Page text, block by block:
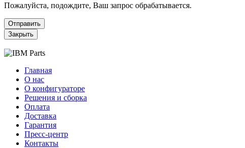
Пожалуйста, подождите, Ваш запрос обрабатывается.
Отправить
Закрыть
Главная
О нас
О конфигураторе
Решения и сборка
Оплата
Доставка
Гарантия
Пресс-центр
Контакты